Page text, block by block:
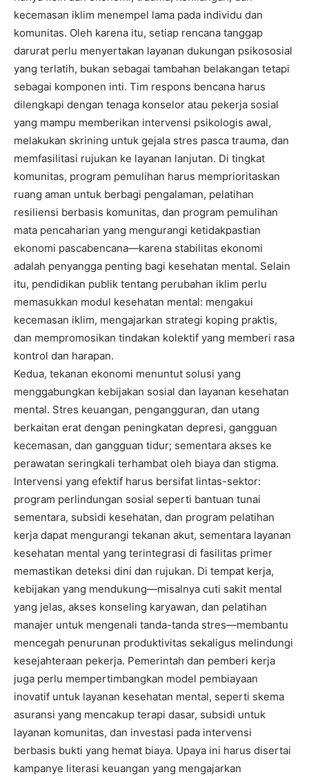
kecemasan iklim menempel lama pada individu dan
komunitas. Oleh karena itu, setiap rencana tanggap
darurat perlu menyertakan layanan dukungan psikososial
yang terlatih, bukan sebagai tambahan belakangan tetapi
sebagai komponen inti. Tim respons bencana harus
dilengkapi dengan tenaga konselor atau pekerja sosial
yang mampu memberikan intervensi psikologis awal,
melakukan skrining untuk gejala stres pasca trauma, dan
memfasilitasi rujukan ke layanan lanjutan. Di tingkat
komunitas, program pemulihan harus memprioritaskan
ruang aman untuk berbagi pengalaman, pelatihan
resiliensi berbasis komunitas, dan program pemulihan
mata pencaharian yang mengurangi ketidakpastian
ekonomi pascabencana—karena stabilitas ekonomi
adalah penyangga penting bagi kesehatan mental. Selain
itu, pendidikan publik tentang perubahan iklim perlu
memasukkan modul kesehatan mental: mengakui
kecemasan iklim, mengajarkan strategi koping praktis,
dan mempromosikan tindakan kolektif yang memberi rasa
kontrol dan harapan.
Kedua, tekanan ekonomi menuntut solusi yang
menggabungkan kebijakan sosial dan layanan kesehatan
mental. Stres keuangan, pengangguran, dan utang
berkaitan erat dengan peningkatan depresi, gangguan
kecemasan, dan gangguan tidur; sementara akses ke
perawatan seringkali terhambat oleh biaya dan stigma.
Intervensi yang efektif harus bersifat lintas-sektor:
program perlindungan sosial seperti bantuan tunai
sementara, subsidi kesehatan, dan program pelatihan
kerja dapat mengurangi tekanan akut, sementara layanan
kesehatan mental yang terintegrasi di fasilitas primer
memastikan deteksi dini dan rujukan. Di tempat kerja,
kebijakan yang mendukung—misalnya cuti sakit mental
yang jelas, akses konseling karyawan, dan pelatihan
manajer untuk mengenali tanda-tanda stres—membantu
mencegah penurunan produktivitas sekaligus melindungi
kesejahteraan pekerja. Pemerintah dan pemberi kerja
juga perlu mempertimbangkan model pembiayaan
inovatif untuk layanan kesehatan mental, seperti skema
asuransi yang mencakup terapi dasar, subsidi untuk
layanan komunitas, dan investasi pada intervensi
berbasis bukti yang hemat biaya. Upaya ini harus disertai
kampanye literasi keuangan yang mengajarkan